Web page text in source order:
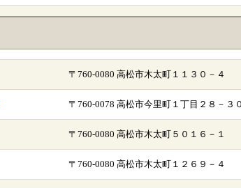
〒760-0080 高松市木太町１１３０－４
〒760-0078 高松市今里町１丁目２８－３
〒760-0080 高松市木太町５０１６－１
〒760-0080 高松市木太町１２６９－４